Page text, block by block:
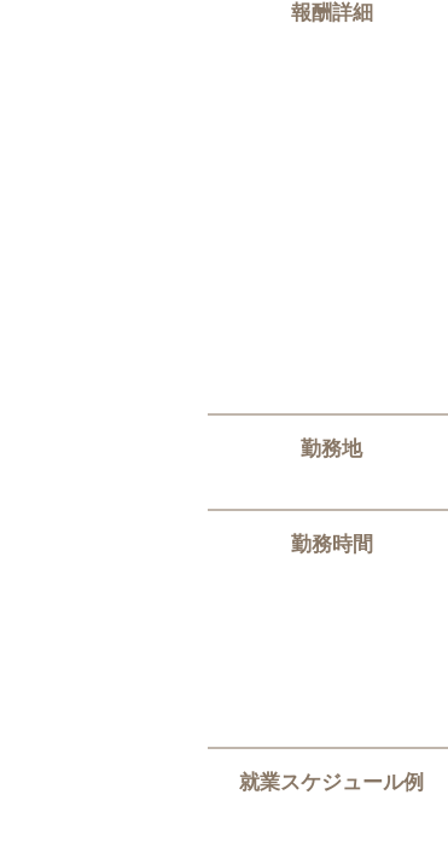
報酬詳細
勤務地
勤務時間
就業スケジュール例